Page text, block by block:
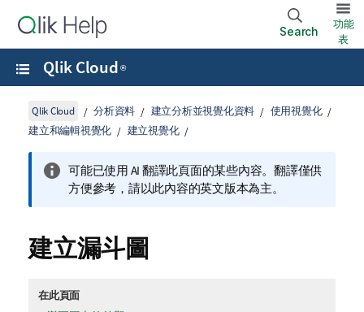
Search
功能
表
Qlik Cloud ®
Qlik Cloud 分析資料 建立分析並視覺化資料
使用視覺化
建立和編輯視覺化
建立視覺化
可能已使用 AI 翻譯此頁面的某些內容。翻譯僅供
方便參考，請以此內容的英文版本為主。
建立漏斗圖
在此頁面